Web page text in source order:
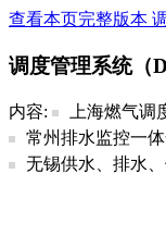
查看本页完整版本
调度管理系统（
内容:
上海燃气调
常州排水监控一体
无锡供水、排水